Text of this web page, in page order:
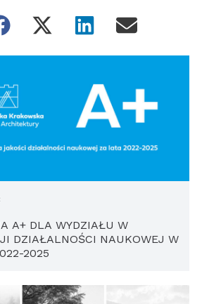
A+ DLA WYDZIAŁU W
DZIAŁALNOŚCI NAUKOWEJ W
2025